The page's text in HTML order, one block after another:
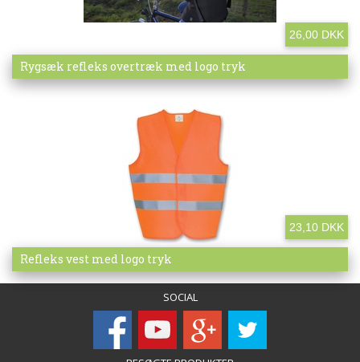
26,00 DKK
Rygsæk refleks overtræk med logo tryk
Mere info
23,10 DKK
Refleks vest med logo tryk
Mere info
SOCIAL